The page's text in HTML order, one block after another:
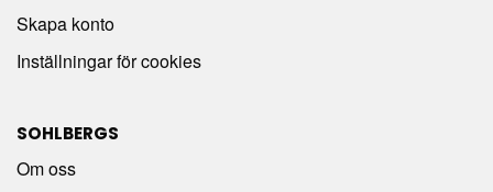
Skapa konto
Inställningar för cookies
SOHLBERGS
Om oss